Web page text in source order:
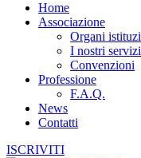
Home
Associazione
Organi
I nostri servizi
Convenzioni
Professione
F.A.Q.
News
Contatti
ISCRIVITI